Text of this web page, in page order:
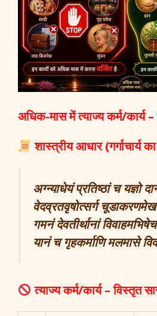
अधिक-मास में त्याज्य कर्म/कार्य –
शास्त्रीय आधार (गर्गाचार्य
अग्न्याधेयं प्रतिष्ठां च यज्ञो
वेदव्रतवृषोत्सर्ग
गमनं देवतीर्थानां
यानं च गृहकर्माणि मलमासे
त्याज्य कर्म/कार्य – विस्तृत